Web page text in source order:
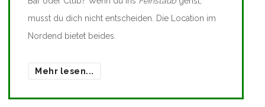
musst du dich nicht entscheiden. Die Location im
Nordend bietet beides.
Mehr lesen...